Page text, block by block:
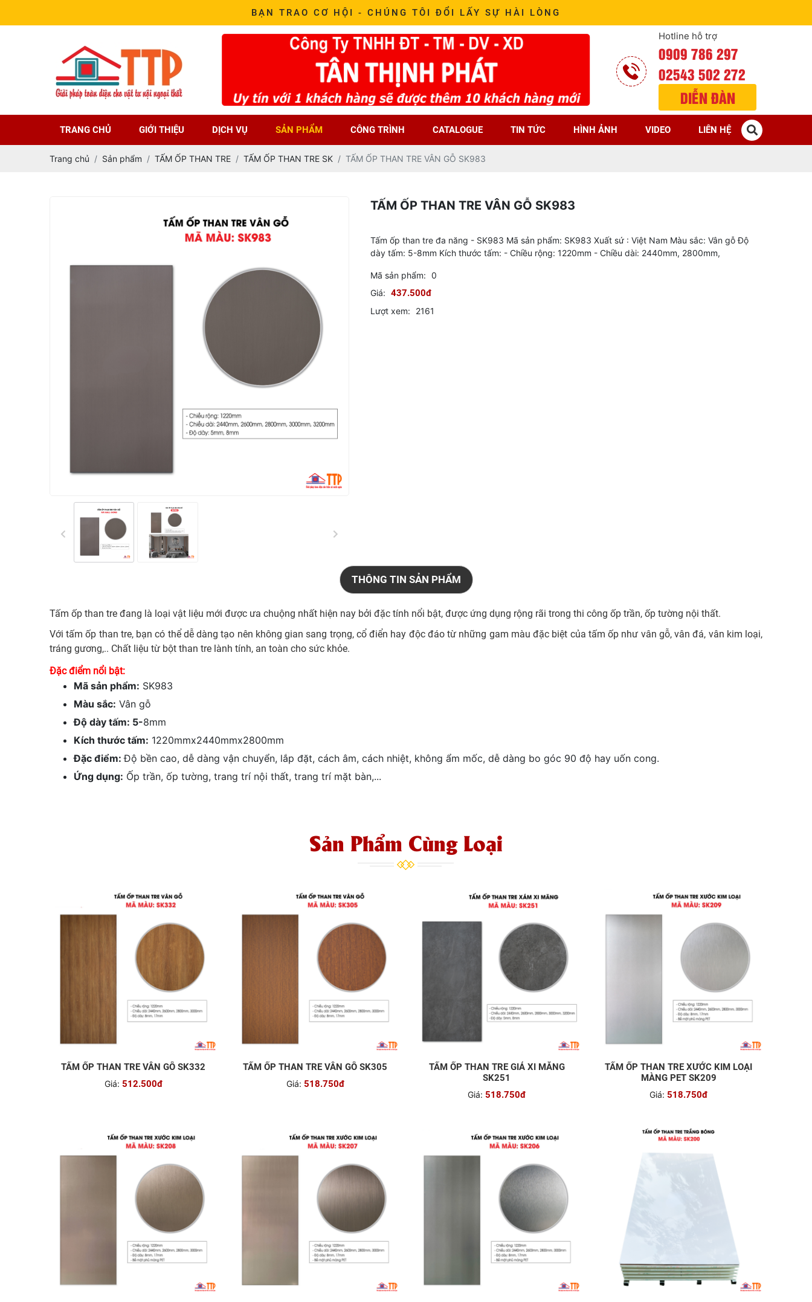
BẠN TRAO CƠ HỘI - CHÚNG TÔI ĐỔI LẤY SỰ HÀI LÒNG
Hotline hỗ trợ
0909 786 297
02543 502 272
DIỄN ĐÀN
TRANG CHỦ GIỚI THIỆU DỊCH VỤ SẢN PHẨM CÔNG TRÌNH CATALOGUE TIN TỨC HÌNH ẢNH VIDEO LIÊN HỆ
Trang chủ Sản phẩm TẤM ỐP THAN TRE TẤM ỐP THAN TRE SK TẤM ỐP THAN TRE VÂN GỖ SK983
TẤM ỐP THAN TRE VÂN GỖ SK983
Tấm ốp than tre đa năng - SK983 Mã sản phẩm: SK983 Xuất sứ : Việt Nam Màu sắc: Vân gỗ Độ
dày tấm: 5-8mm Kích thước tấm: - Chiều rộng: 1220mm - Chiều dài: 2440mm, 2800mm,
Mã sản phẩm: 0
Giá: 437.500đ
Lượt xem: 2161
THÔNG TIN SẢN PHẨM
Tấm ốp than tre đang là loại vật liệu mới được ưa chuộng nhất hiện nay bởi đặc tính nổi bật, được ứng dụng rộng rãi trong thi công ốp trần, ốp tường nội thất.
Với tấm ốp than tre, bạn có thể dễ dàng tạo nên không gian sang trọng, cổ điển hay độc đáo từ những gam màu đặc biệt của tấm ốp như vân gỗ, vân đá, vân kim loại,
tráng gương,.. Chất liệu từ bột than tre lành tính, an toàn cho sức khỏe.
Đặc điểm nổi bật:
Mã sản phẩm: SK983
Màu sắc: Vân gỗ
Độ dày tấm: 5-8mm
Kích thước tấm: 1220mmx2440mmx2800mm
Đặc điểm:Độ bền cao, dễ dàng vận chuyển, lắp đặt, cách âm, cách nhiệt, không ẩm mốc, dễ dàng bo góc 90 độ hay uốn cong.
Ứng dụng: Ốp trần, ốp tường, trang trí nội thất, trang trí mặt bàn,...
Sản Phẩm Cùng Loại
TẤM ỐP THAN TRE VÂN GỖ SK332
Giá: 512.500đ
TẤM ỐP THAN TRE VÂN GỖ SK305
Giá: 518.750đ
TẤM ỐP THAN TRE GIẢ XI MĂNG
SK251
Giá: 518.750đ
TẤM ỐP THAN TRE XƯỚC KIM LOẠI
MÀNG PET SK209
Giá: 518.750đ